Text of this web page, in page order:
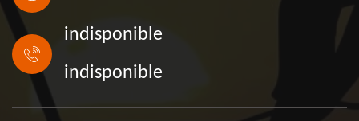
indisponible
indisponible